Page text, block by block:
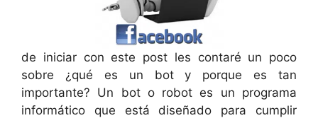
de iniciar con este post les contaré un poco
sobre ¿qué es un bot y porque es tan
importante? Un bot o robot es un programa
informático que está diseñado para cumplir